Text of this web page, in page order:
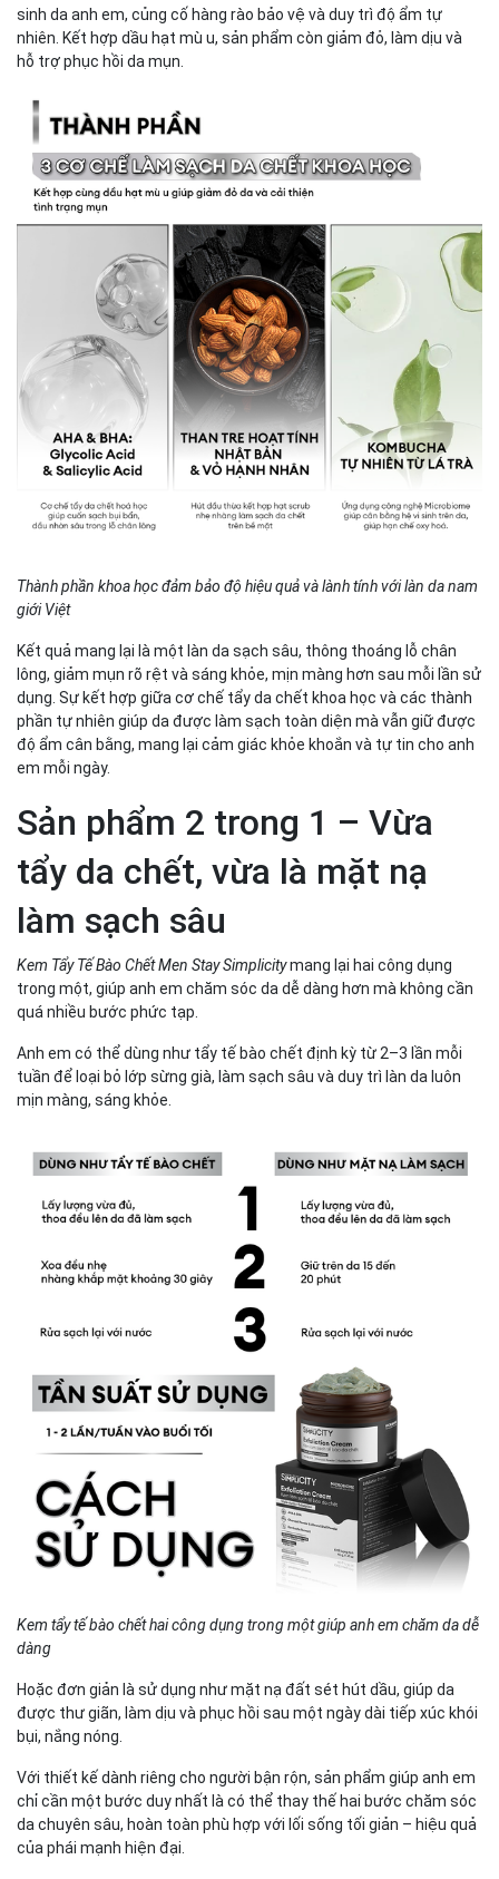
sinh da anh em, củng cố hàng rào bảo vệ và duy trì độ ẩm tự
nhiên. Kết hợp dầu hạt mù u, sản phẩm còn giảm đỏ, làm dịu và
hỗ trợ phục hồi da mụn.
Thành phần khoa học đảm bảo độ hiệu quả và lành tính với làn da nam
giới Việt
Kết quả mang lại là một làn da sạch sâu, thông thoáng lỗ chân
lông, giảm mụn rõ rệt và sáng khỏe, mịn màng hơn sau mỗi lần sử
dụng. Sự kết hợp giữa cơ chế tẩy da chết khoa học và các thành
phần tự nhiên giúp da được làm sạch toàn diện mà vẫn giữ được
độ ẩm cân bằng, mang lại cảm giác khỏe khoắn và tự tin cho anh
em mỗi ngày.
Sản phẩm 2 trong 1 – Vừa
tẩy da chết, vừa là mặt nạ
làm sạch sâu
Kem Tẩy Tế Bào Chết Men Stay Simplicitymang lại hai công dụng
trong một, giúp anh em chăm sóc da dễ dàng hơn mà không cần
quá nhiều bước phức tạp.
Anh em có thể dùng như tẩy tế bào chết định kỳ từ 2–3 lần mỗi
tuần để loại bỏ lớp sừng già, làm sạch sâu và duy trì làn da luôn
mịn màng, sáng khỏe.
Kem tẩy tế bào chết hai công dụng trong một giúp anh em chăm da dễ
dàng
Hoặc đơn giản là sử dụng như mặt nạ đất sét hút dầu, giúp da
được thư giãn, làm dịu và phục hồi sau một ngày dài tiếp xúc khói
bụi, nắng nóng.
Với thiết kế dành riêng cho người bận rộn, sản phẩm giúp anh em
chỉ cần một bước duy nhất là có thể thay thế hai bước chăm sóc
da chuyên sâu, hoàn toàn phù hợp với lối sống tối giản – hiệu quả
của phái mạnh hiện đại.